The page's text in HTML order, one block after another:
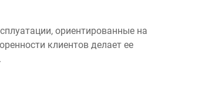
ориентированные на
клиентов делает ее